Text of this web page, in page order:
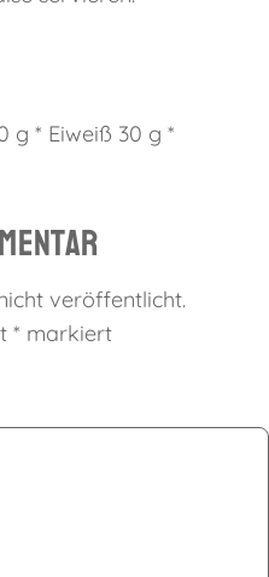
g * Eiweiß 30 g *
veröffentlicht.
* markiert